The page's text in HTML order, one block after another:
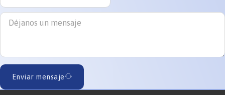
Enviar mensaje